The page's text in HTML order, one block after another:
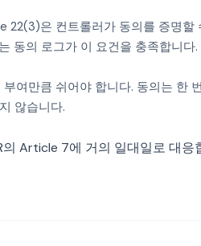
22(3)은 컨트롤러가 동의를 증명할
동의 로그가 이 요건을 충족합니다
여만큼 쉬어야 합니다. 동의는 한
않습니다.
Article 7에 거의 일대일로 대응